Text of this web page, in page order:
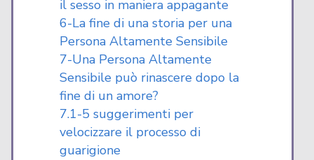
il sesso in maniera appagante
6-La fine di una storia per una
Persona Altamente Sensibile
7-Una Persona Altamente
Sensibile può rinascere dopo la
fine di un amore?
7.1-5 suggerimenti per
velocizzare il processo di
guarigione